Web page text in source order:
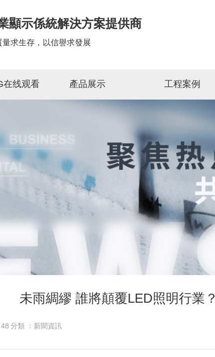
顯示係統解決方案提供商
量求生存，以信譽求發展
在线观看 產品展示 工程案例
未雨綢繆 誰將顛覆LED照明行業？
48 分類 ：新聞資訊